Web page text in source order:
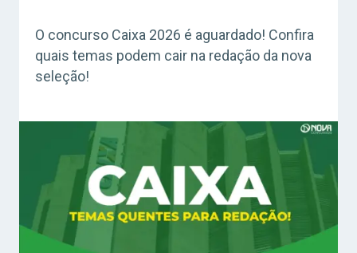
O concurso Caixa 2026 é aguardado! Confira
quais temas podem cair na redação da nova
seleção!